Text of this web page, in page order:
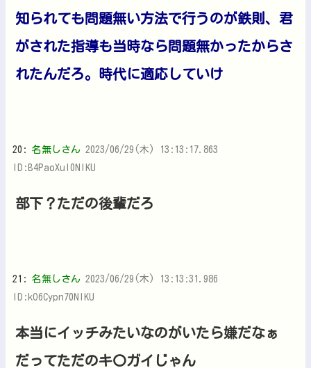
知られても問題無い方法で行うのが鉄則、君
がされた指導も当時なら問題無かったからさ
れたんだろ。時代に適応していけ
20: 名無しさん 2023/06/29(木) 13:13:17.863
ID:B4PaoXuI0NIKU
部下？ただの後輩だろ
21: 名無しさん 2023/06/29(木) 13:13:31.986
ID:kO6Cypn70NIKU
本当にイッチみたいなのがいたら嫌だなぁ
だってただのキ〇ガイじゃん